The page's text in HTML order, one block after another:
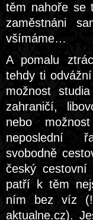
těm nahoře se
zaměstnáni
všímáme…
A pomalu
tehdy ti
možnost
zahraničí,
nebo
neposlední
svobodně
český
patří k těm
ním bez víz
aktualne.cz).